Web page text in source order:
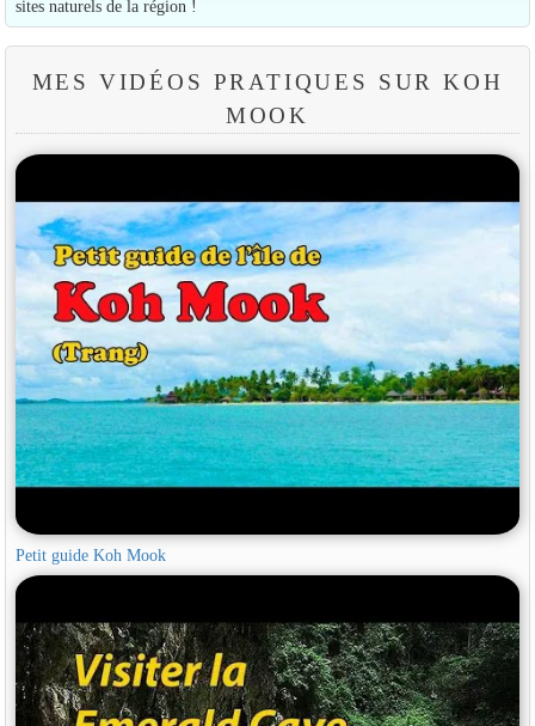
sites naturels de la région !
MES VIDÉOS PRATIQUES SUR KOH
MOOK
Petit guide Koh Mook